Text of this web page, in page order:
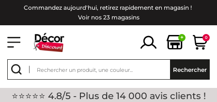
Commandez aujourd'hui, retirez rapidement en magasin !
Voir nos 23 magasins
+ 0
Rechercher
⭐⭐⭐⭐⭐ 4.8/5 - Plus de 14 000 avis clients !